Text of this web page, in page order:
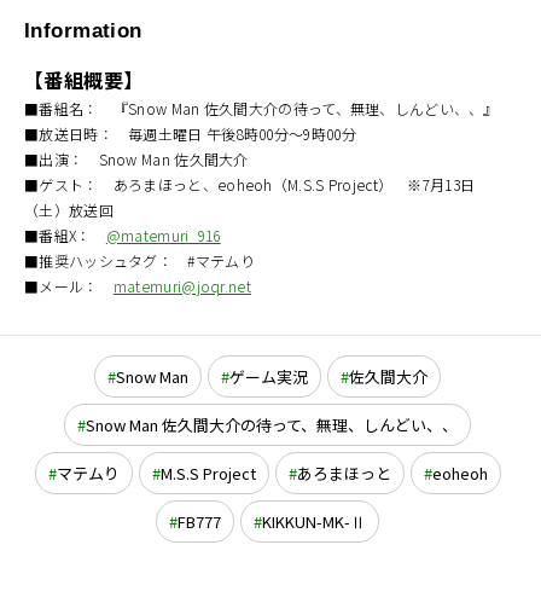
Information
【番組概要】
■番組名： 『Snow Man 佐久間大介の待って、無理、しんどい、、』
■放送日時： 毎週土曜日 午後8時00分～9時00分
■出演： Snow Man 佐久間大介
■ゲスト： あろまほっと、eoheoh（M.S.S Project） ※7月13日
（土）放送回
■番組X： @matemuri_916
■推奨ハッシュタグ： #マテムり
■メール： matemuri@joqr.net
Snow Man ゲーム実況 佐久間大介
Snow Man 佐久間大介の待って、無理、しんどい、、
マテムり M.S.S Project あろまほっと eoheoh
FB777 KIKKUN-MK-Ⅱ